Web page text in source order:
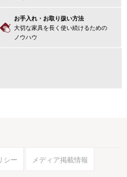
お手入れ・お取り扱い方法
大切な家具を長く使い続けるための
ノウハウ
シー メディア掲載情報